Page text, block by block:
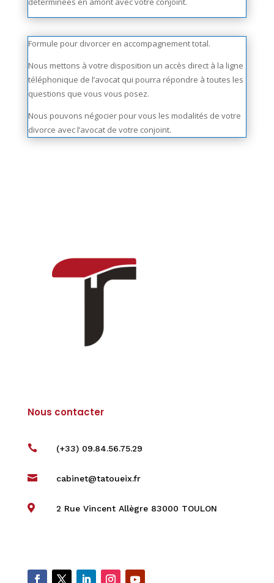
Formule pour divorcer en accompagnement total.
Nous mettons à votre disposition un accès direct à la ligne
téléphonique de l’avocat qui pourra répondre à toutes les
questions que vous vous posez.
Nous pouvons négocier pour vous les modalités de votre
divorce avec l’avocat de votre conjoint.
Nous contacter
 (+33) 09.84.56.75.29
 cabinet@tatoueix.fr
 2 Rue Vincent Allègre 83000 TOULON